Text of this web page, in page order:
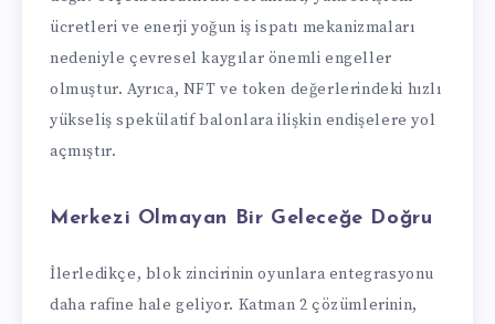
ücretleri ve enerji yoğun iş ispatı mekanizmaları
nedeniyle çevresel kaygılar önemli engeller
olmuştur. Ayrıca, NFT ve token değerlerindeki hızlı
yükseliş spekülatif balonlara ilişkin endişelere yol
açmıştır.
Merkezi Olmayan Bir Geleceğe Doğru
İlerledikçe, blok zincirinin oyunlara entegrasyonu
daha rafine hale geliyor. Katman 2 çözümlerinin,